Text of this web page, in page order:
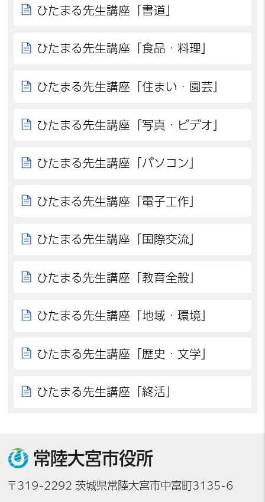
ひたまる先生講座「書道」
ひたまる先生講座「食品・料理」
ひたまる先生講座「住まい・園芸」
ひたまる先生講座「写真・ビデオ」
ひたまる先生講座「パソコン」
ひたまる先生講座「電子工作」
ひたまる先生講座「国際交流」
ひたまる先生講座「教育全般」
ひたまる先生講座「地域・環境」
ひたまる先生講座「歴史・文学」
ひたまる先生講座「終活」
常陸大宮市役所
〒319-2292 茨城県常陸大宮市中富町3135-6